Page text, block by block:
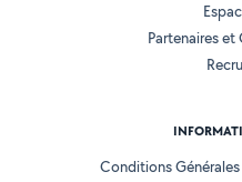
Partenaires
Conditions